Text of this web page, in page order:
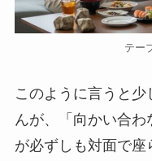
テー
このように言うと
んが、「向かい合
が必ずしも対面で